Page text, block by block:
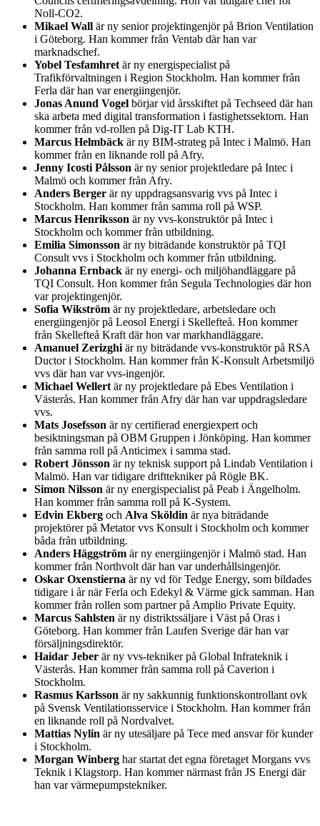
Noll-CO2.
Mikael Wall är ny senior projektingenjör på Brion Ventilation
i Göteborg. Han kommer från Ventab där han var
marknadschef.
Yobel Tesfamhret är ny energispecialist på
Trafikförvaltningen i Region Stockholm. Han kommer från
Ferla där han var energiingenjör.
Jonas Anund Vogel börjar vid årsskiftet på Techseed där han
ska arbeta med digital transformation i fastighetssektorn. Han
kommer från vd-rollen på Dig-IT Lab KTH.
Marcus Helmbäck är ny BIM-strateg på Intec i Malmö. Han
kommer från en liknande roll på Afry.
Jenny Icosti Pålsson är ny senior projektledare på Intec i
Malmö och kommer från Afry.
Anders Berger är ny uppdragsansvarig vvs på Intec i
Stockholm. Han kommer från samma roll på WSP.
Marcus Henriksson är ny vvs-konstruktör på Intec i
Stockholm och kommer från utbildning.
Emilia Simonsson är ny biträdande konstruktör på TQI
Consult vvs i Stockholm och kommer från utbildning.
Johanna Ernback är ny energi- och miljöhandläggare på
TQI Consult. Hon kommer från Segula Technologies där hon
var projektingenjör.
Sofia Wikström är ny projektledare, arbetsledare och
energiingenjör på Leosol Energi i Skellefteå. Hon kommer
från Skellefteå Kraft där hon var markhandläggare.
Amanuel Zerizghi är ny biträdande vvs-konstruktör på RSA
Ductor i Stockholm. Han kommer från K-Konsult Arbetsmiljö
vvs där han var vvs-ingenjör.
Michael Wellert är ny projektledare på Ebes Ventilation i
Västerås. Han kommer från Afry där han var uppdragsledare
vvs.
Mats Josefsson är ny certifierad energiexpert och
besiktningsman på OBM Gruppen i Jönköping. Han kommer
från samma roll på Anticimex i samma stad.
Robert Jönsson är ny teknisk support på Lindab Ventilation i
Malmö. Han var tidigare drifttekniker på Rögle BK.
Simon Nilsson är ny energispecialist på Peab i Ängelholm.
Han kommer från samma roll på K-System.
Edvin Ekberg och Alva Sköldin är nya biträdande
projektörer på Metator vvs Konsult i Stockholm och kommer
båda från utbildning.
Anders Häggström är ny energiingenjör i Malmö stad. Han
kommer från Northvolt där han var underhållsingenjör.
Oskar Oxenstierna är ny vd för Tedge Energy, som bildades
tidigare i år när Ferla och Edekyl & Värme gick samman. Han
kommer från rollen som partner på Amplio Private Equity.
Marcus Sahlsten är ny distriktssäljare i Väst på Oras i
Göteborg. Han kommer från Laufen Sverige där han var
försäljningsdirektör.
Haidar Jeber är ny vvs-tekniker på Global Infrateknik i
Västerås. Han kommer från samma roll på Caverion i
Stockholm.
Rasmus Karlsson är ny sakkunnig funktionskontrollant ovk
på Svensk Ventilationsservice i Stockholm. Han kommer från
en liknande roll på Nordvalvet.
Mattias Nylin är ny utesäljare på Tece med ansvar för kunder
i Stockholm.
Morgan Winberg har startat det egna företaget Morgans vvs
Teknik i Klagstorp. Han kommer närmast från JS Energi där
han var värmepumpstekniker.